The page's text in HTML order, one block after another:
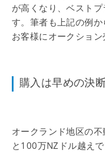
が高くなり、ベスト
す。筆者も上記の例
お客様にオークション
購入は早めの決
オークランド地区の
と100万NZドル越え